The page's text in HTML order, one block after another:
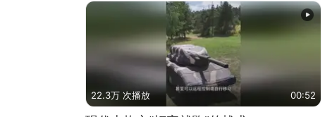
22.3万 次播放 00:52